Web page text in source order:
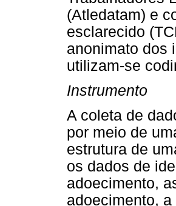
(Atledatam) e
esclarecido
anonimato dos
utilizam-se
Instrumento
A coleta de
por meio de
estrutura de
os dados de
adoecimento,
adoecimento,